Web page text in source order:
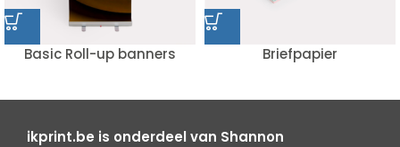
Basic Roll-up banners Briefpapier
ikprint.be is onderdeel van Shannon